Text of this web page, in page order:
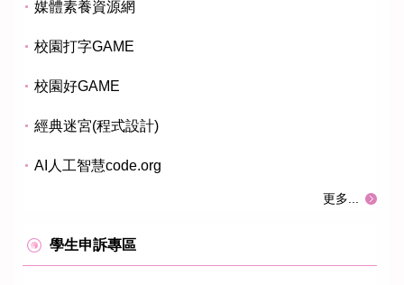
媒體素養資源網
校園打字GAME
校園好GAME
經典迷宮(程式設計)
AI人工智慧code.org
更多...
學生申訴專區